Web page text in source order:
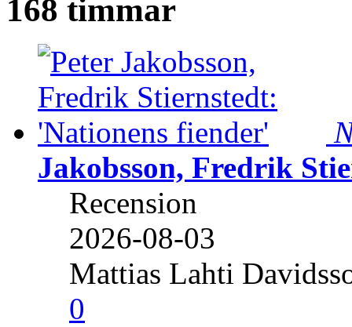
168 timmar
Jakobsson, Fredrik
Recension
2026-08-03
Mattias Lahti
0